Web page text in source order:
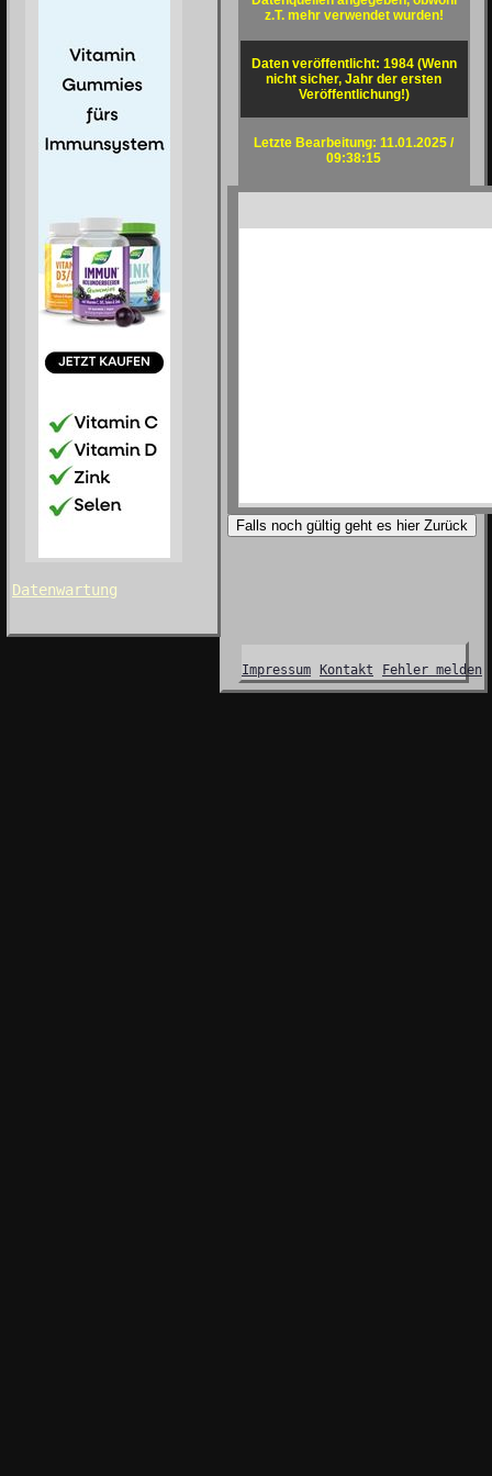
Datenwartung
z.T. mehr verwendet wurden!
Daten veröffentlicht: 1984 (Wenn
nicht sicher, Jahr der ersten
Veröffentlichung!)
Letzte Bearbeitung: 11.01.2025 /
09:38:15
Falls noch gültig geht es hier Zurück
Impressum Kontakt Fehler melden